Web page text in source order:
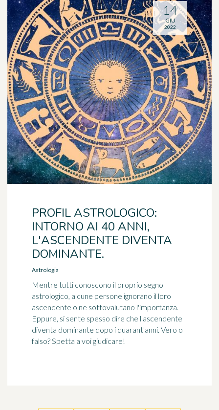
PROFIL ASTROLOGICO:
INTORNO AI 40 ANNI,
L'ASCENDENTE DIVENTA
DOMINANTE.
Astrologia
Mentre tutti conoscono il proprio segno
astrologico, alcune persone ignorano il loro
ascendente o ne sottovalutano l'importanza.
Eppure, si sente spesso dire che l'ascendente
diventa dominante dopo i quarant'anni. Vero o
falso? Spetta a voi giudicare!
14
GIU
2022